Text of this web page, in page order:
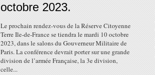
octobre 2023.
Le prochain rendez-vous de la Réserve Citoyenne
Terre Ile-de-France se tiendra le mardi 10 octobre
2023, dans le salons du Gouverneur Militaire de
Paris. La conférence devrait porter sur une grande
division de l’armée Française, la 3e division,
celle...